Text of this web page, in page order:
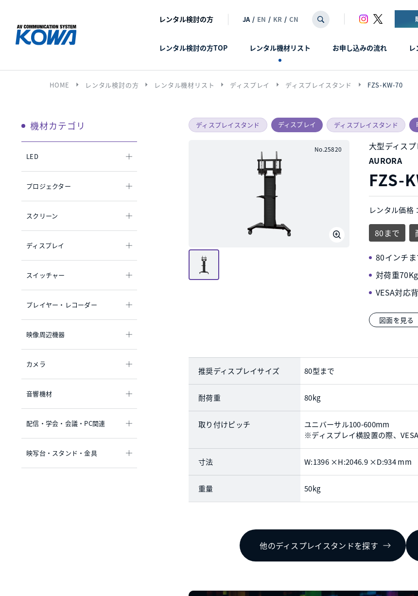
レンタル検討の方 JA / EN / KR / CN
レンタル検討の方TOP レンタル機材リスト お申し込みの流れ
HOME arrow_right レンタル検討の方 arrow_right レンタル機材リスト arrow_right ディスプレイ arrow_right ディスプレイスタンド arrow_right FZS-KW-70
機材カテゴリ
LED
プロジェクター
スクリーン
ディスプレイ
スイッチャー
プレイヤー・レコーダー
映像周辺機器
カメラ
音響機材
配信・学会・会議・PC関連
映写台・スタンド・金具
ディスプレイスタンド ディスプレイ ディスプレイスタンド
No.25820
大型ディス
AURORA
FZS-
レンタル価格：
80まで
80インチ
対荷重70Kg
VESA対応
図面を見る
推奨ディスプレイサイズ 80型まで
耐荷重 80kg
取り付けピッチ
ユニバーサル100-600mm
※ディスプレイ横設置の際、
寸法 W:1396 ×H:2046.9 ×D:934 mm
重量 50kg
他のディスプレイスタンドを探す